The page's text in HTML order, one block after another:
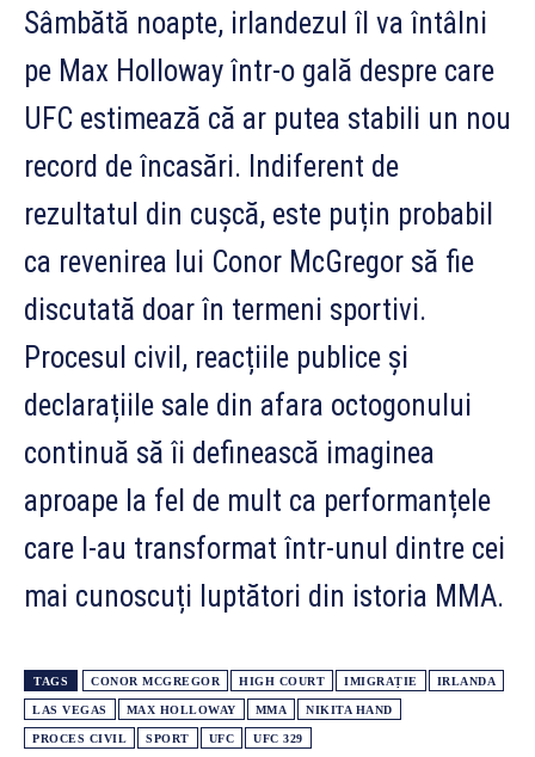
Sâmbătă noapte, irlandezul îl va întâlni
pe Max Holloway într-o gală despre care
UFC estimează că ar putea stabili un nou
record de încasări. Indiferent de
rezultatul din cușcă, este puțin probabil
ca revenirea lui Conor McGregor să fie
discutată doar în termeni sportivi.
Procesul civil, reacțiile publice și
declarațiile sale din afara octogonului
continuă să îi definească imaginea
aproape la fel de mult ca performanțele
care l-au transformat într-unul dintre cei
mai cunoscuți luptători din istoria MMA.
TAGS CONOR MCGREGOR HIGH COURT IMIGRAȚIE IRLANDA
LAS VEGAS MAX HOLLOWAY MMA NIKITA HAND
PROCES CIVIL SPORT UFC UFC 329